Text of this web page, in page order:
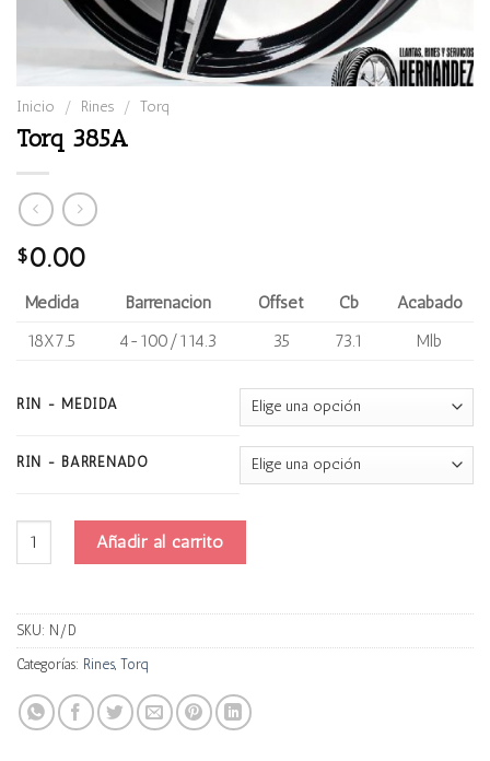
Inicio / Rines / Torq
Torq 385A
$0.00
Medida Barrenación Offset Cb
Acabado
18X7.5
4-100/114.3 35 73.1 Mlb
RIN - MEDIDA
RIN - BARRENADO
Torq 385A cantidadAñadir al carrito
SKU: N/D
Categorías: Rines, Torq